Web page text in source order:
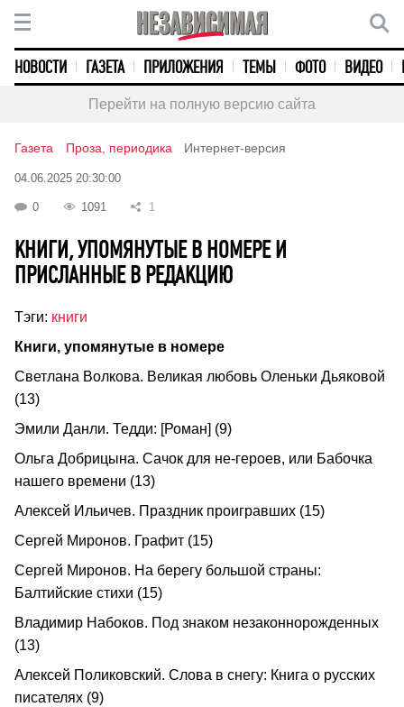
НОВОСТИ ГАЗЕТА ПРИЛОЖЕНИЯ ТЕМЫ ФОТО ВИДЕО
Перейти на полную версию сайта
Газета Проза, периодика Интернет-версия
04.06.2025 20:30:00
0 1091 1
КНИГИ, УПОМЯНУТЫЕ В НОМЕРЕ И
ПРИСЛАННЫЕ В РЕДАКЦИЮ
Тэги: книги
Книги, упомянутые в номере
Светлана Волкова. Великая любовь Оленьки Дьяковой
(13)
Эмили Данли. Тедди: [Роман] (9)
Ольга Добрицына. Сачок для не-героев, или Бабочка
нашего времени (13)
Алексей Ильичев. Праздник проигравших (15)
Сергей Миронов. Графит (15)
Сергей Миронов. На берегу большой страны:
Балтийские стихи (15)
Владимир Набоков. Под знаком незаконнорожденных
(13)
Алексей Поликовский. Слова в снегу: Книга о русских
писателях (9)